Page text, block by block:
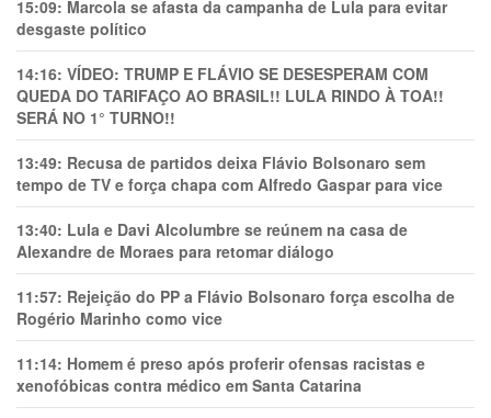
15:09: Marcola se afasta da campanha de Lula para evitar
desgaste político
14:16: VÍDEO: TRUMP E FLÁVIO SE DESESPERAM COM
QUEDA DO TARIFAÇO AO BRASIL!! LULA RINDO À TOA!!
SERÁ NO 1° TURNO!!
13:49: Recusa de partidos deixa Flávio Bolsonaro sem
tempo de TV e força chapa com Alfredo Gaspar para vice
13:40: Lula e Davi Alcolumbre se reúnem na casa de
Alexandre de Moraes para retomar diálogo
11:57: Rejeição do PP a Flávio Bolsonaro força escolha de
Rogério Marinho como vice
11:14: Homem é preso após proferir ofensas racistas e
xenofóbicas contra médico em Santa Catarina